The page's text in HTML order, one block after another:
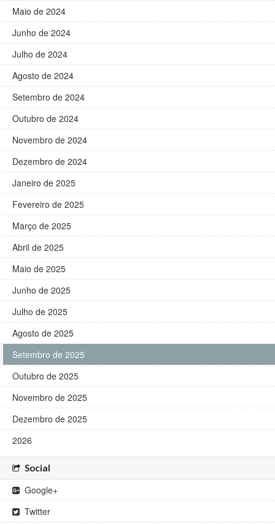
Maio de 2024
Junho de 2024
Julho de 2024
Agosto de 2024
Setembro de 2024
Outubro de 2024
Novembro de 2024
Dezembro de 2024
Janeiro de 2025
Fevereiro de 2025
Março de 2025
Abril de 2025
Maio de 2025
Junho de 2025
Julho de 2025
Agosto de 2025
Setembro de 2025
Outubro de 2025
Novembro de 2025
Dezembro de 2025
2026
Social
Google+
Twitter